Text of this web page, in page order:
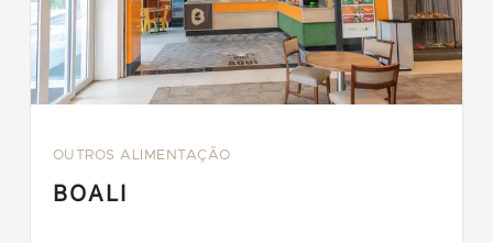
OUTROS ALIMENTAÇÃO
BOALI